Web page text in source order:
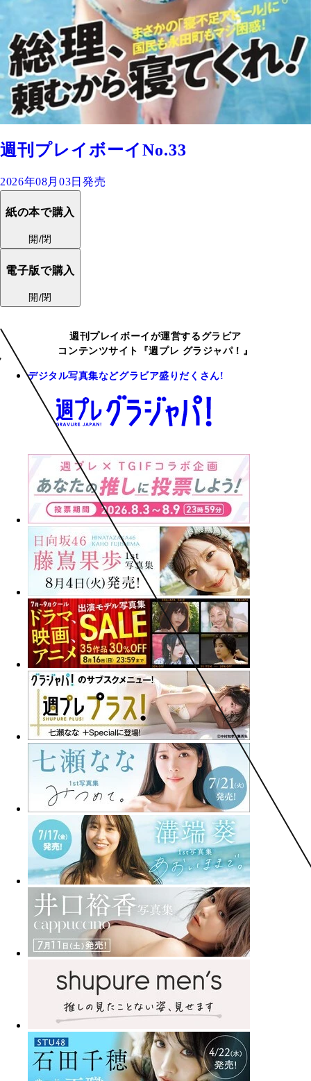
週刊プレイボーイNo.33
2026年08月03日発売
紙の本で購入
開/閉
電子版で購入
開/閉
週刊プレイボーイが運営するグラビア
コンテンツサイト『週プレ グラジャパ！』
デジタル写真集などグラビア盛りだくさん!